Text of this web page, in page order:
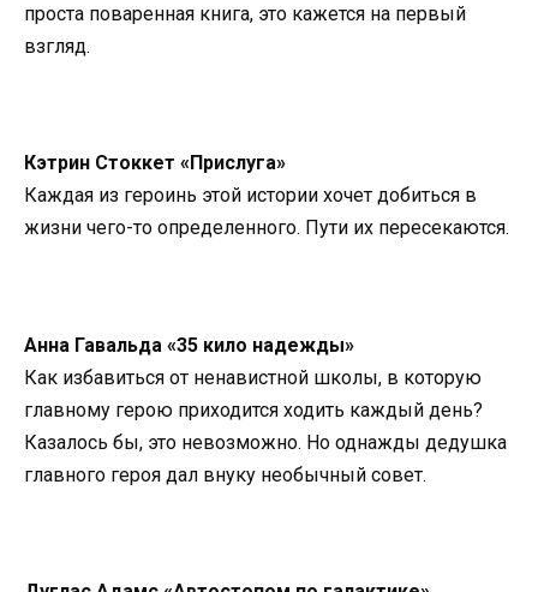
проста поваренная книга, это кажется на первый
взгляд.
Кэтрин Стоккет «Прислуга»
Каждая из героинь этой истории хочет добиться в
жизни чего-то определенного. Пути их пересекаются.
Анна Гавальда «35 кило надежды»
Как избавиться от ненавистной школы, в которую
главному герою приходится ходить каждый день?
Казалось бы, это невозможно. Но однажды дедушка
главного героя дал внуку необычный совет.